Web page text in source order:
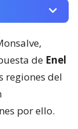
de Enel
regiones del
por ello.